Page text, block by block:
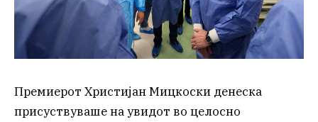
Премиерот Христијан Мицкоски денеска
присуствуваше на увидот во целосно